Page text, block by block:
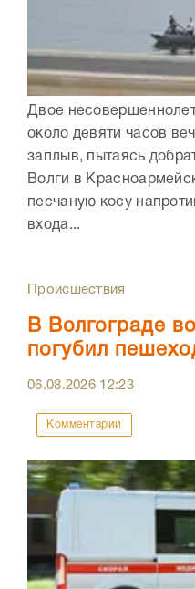
Двое
около девяти часов
заплыв, пытаясь
Волги в
песчаную косу
входа...
Происшествия
В Волгограде
погубил
06.08.2026 12:23
Комментарии